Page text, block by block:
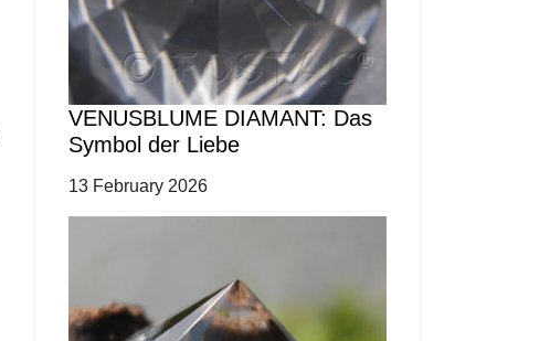
VENUSBLUME DIAMANT: Das
Symbol der Liebe
13 February 2026